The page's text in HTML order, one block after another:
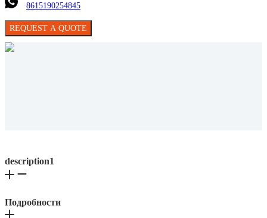
8615190254845
REQUEST A QUOTE
description1
Подробности